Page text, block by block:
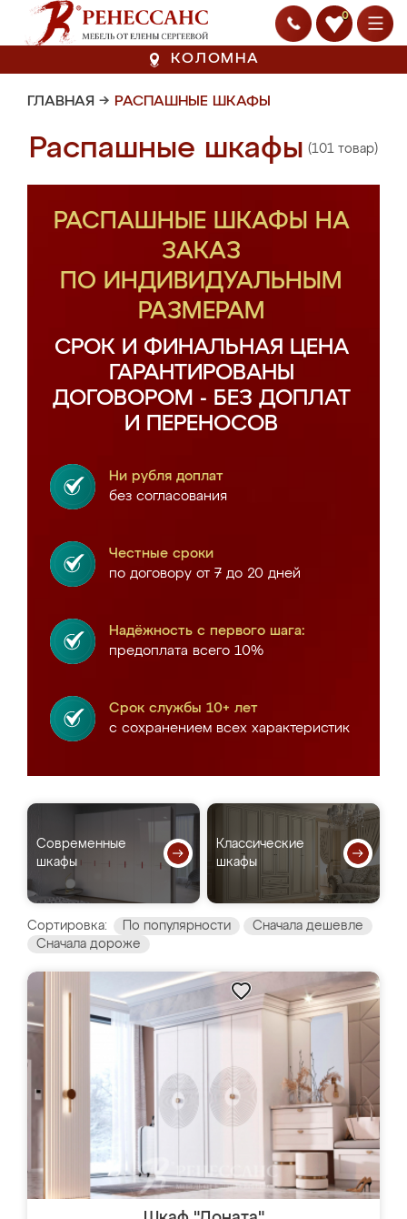
0
КОЛОМНА
ГЛАВНАЯ → РАСПАШНЫЕ ШКАФЫ
Распашные шкафы (101 товар)
РАСПАШНЫЕ ШКАФЫ НА
ЗАКАЗ
ПО ИНДИВИДУАЛЬНЫМ
РАЗМЕРАМ
СРОК И ФИНАЛЬНАЯ ЦЕНА
ГАРАНТИРОВАНЫ
ДОГОВОРОМ - БЕЗ ДОПЛАТ
И ПЕРЕНОСОВ
Ни рубля доплат
без согласования
Честные сроки
по договору от 7 до 20 дней
Надёжность с первого шага:
предоплата всего 10%
Срок службы 10+ лет
с сохранением всех характеристик
Современные
шкафы
Классические
шкафы
Сортировка: По популярности
Сначала дешевле
Сначала дороже